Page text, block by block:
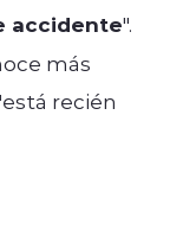
accidente".
más
recién